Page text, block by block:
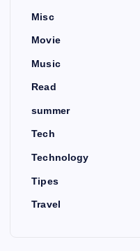
Misc
Movie
Music
Read
summer
Tech
Technology
Tipes
Travel